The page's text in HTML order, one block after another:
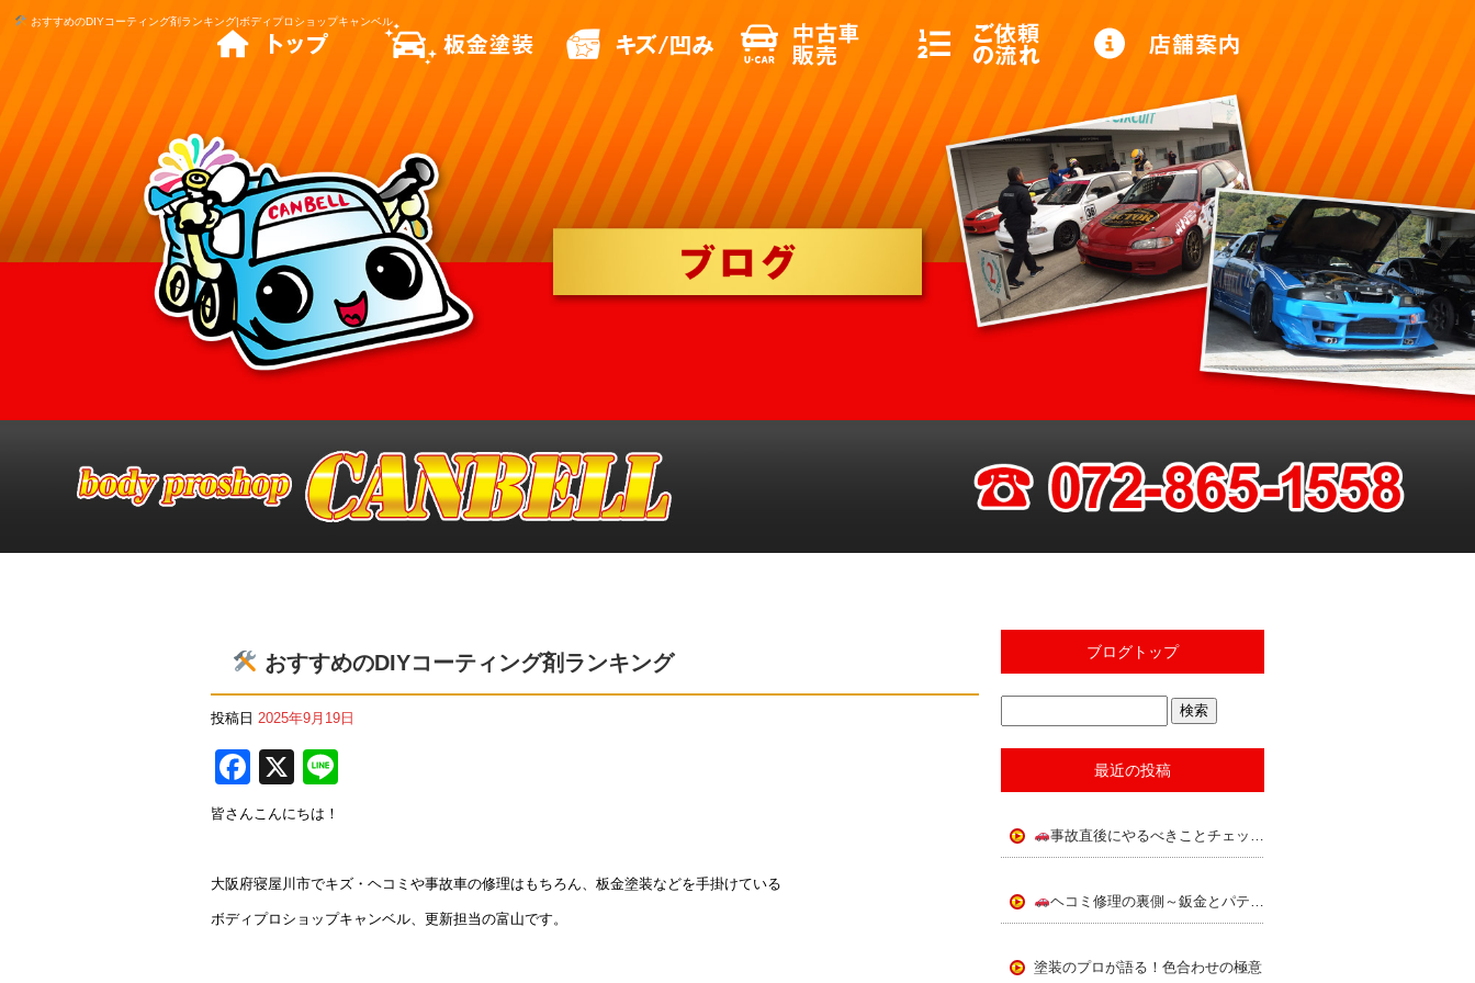
おすすめのDIYコーティング剤ランキング|ボディプロショップキャンベル
おすすめのDIYコーティング剤ランキング
投稿日 2025年9月19日
F
a
e
b
X
皆さんこんにちは！
大阪府寝屋川市でキズ・ヘコミや事故車の修理はもちろん、板金塗装などを手掛けている
ボディプロショップキャンベル、更新担当の富山です。
ブログトップ
最近の投稿
事故直後にやるべきことチェックリスト
ヘコミ修理の裏側～鈑金とパテの使い分け～
塗装のプロが語る！色合わせの極意